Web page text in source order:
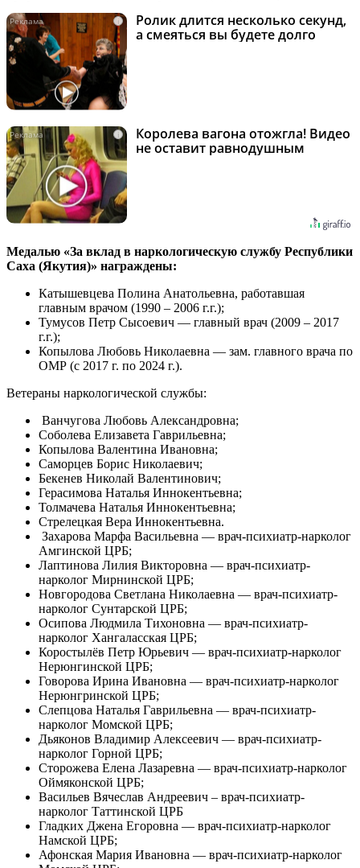
i
Ролик длится несколько секунд,
а смеяться вы будете долго
i
Королева вагона отожгла! Видео
не оставит равнодушным
Медалью «За вклад в наркологическую службу Республики
Саха (Якутия)» награждены:
Катышевцева Полина Анатольевна, работавшая
главным врачом (1990 – 2006 г.г.);
Тумусов Петр Сысоевич — главный врач (2009 – 2017
г.г.);
Копылова Любовь Николаевна — зам. главного врача по
ОМР (с 2017 г. по 2024 г.).
Ветераны наркологической службы:
Ванчугова Любовь Александровна;
Соболева Елизавета Гаврильевна;
Копылова Валентина Ивановна;
Саморцев Борис Николаевич;
Бекенев Николай Валентинович;
Герасимова Наталья Иннокентьевна;
Толмачева Наталья Иннокентьевна;
Стрелецкая Вера Иннокентьевна.
Захарова Марфа Васильевна — врач-психиатр-нарколог
Амгинской ЦРБ;
Лаптинова Лилия Викторовна — врач-психиатр-
нарколог Мирнинской ЦРБ;
Новгородова Светлана Николаевна — врач-психиатр-
нарколог Сунтарской ЦРБ;
Осипова Людмила Тихоновна — врач-психиатр-
нарколог Хангаласская ЦРБ;
Коростылёв Петр Юрьевич — врач-психиатр-нарколог
Нерюнгинской ЦРБ;
Говорова Ирина Ивановна — врач-психиатр-нарколог
Нерюнгринской ЦРБ;
Слепцова Наталья Гаврильевна — врач-психиатр-
нарколог Момской ЦРБ;
Дьяконов Владимир Алексеевич — врач-психиатр-
нарколог Горной ЦРБ;
Сторожева Елена Лазаревна — врач-психиатр-нарколог
Оймяконской ЦРБ;
Васильев Вячеслав Андреевич – врач-психиатр-
нарколог Таттинской ЦРБ
Гладких Джена Егоровна — врач-психиатр-нарколог
Намской ЦРБ;
Афонская Мария Ивановна — врач-психиатр-нарколог